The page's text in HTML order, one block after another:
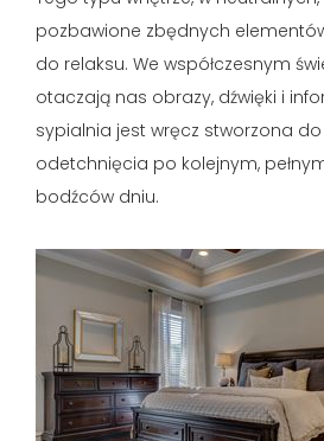
pozbawione zbędnych
do relaksu. We współczesnym
otaczają nas obrazy, dźwięki i
sypialnia jest wręcz stworzona
odetchnięcia po kolejnym,
bodźców dniu.